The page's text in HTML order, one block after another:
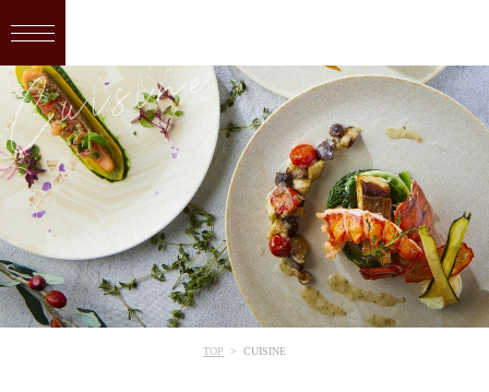
TOP CUISINE